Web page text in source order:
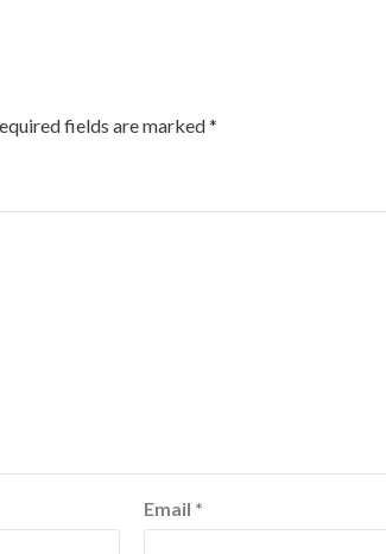
fields are marked*
Email *